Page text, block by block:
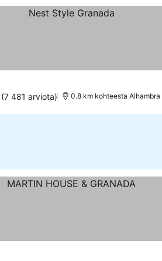
(7 481 arviota) 0.8 km kohteesta Alhambra